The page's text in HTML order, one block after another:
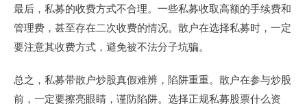
最后，私募的收费方式不合理。一些私募收取高额的手续费和
管理费，甚至存在二次收费的情况。散户在选择私募时，一定
要注意其收费方式，避免被不法分子坑骗。
总之，私募带散户炒股真假难辨，陷阱重重。散户在参与炒股
前，一定要擦亮眼睛，谨防陷阱。选择正规私募股票什么资